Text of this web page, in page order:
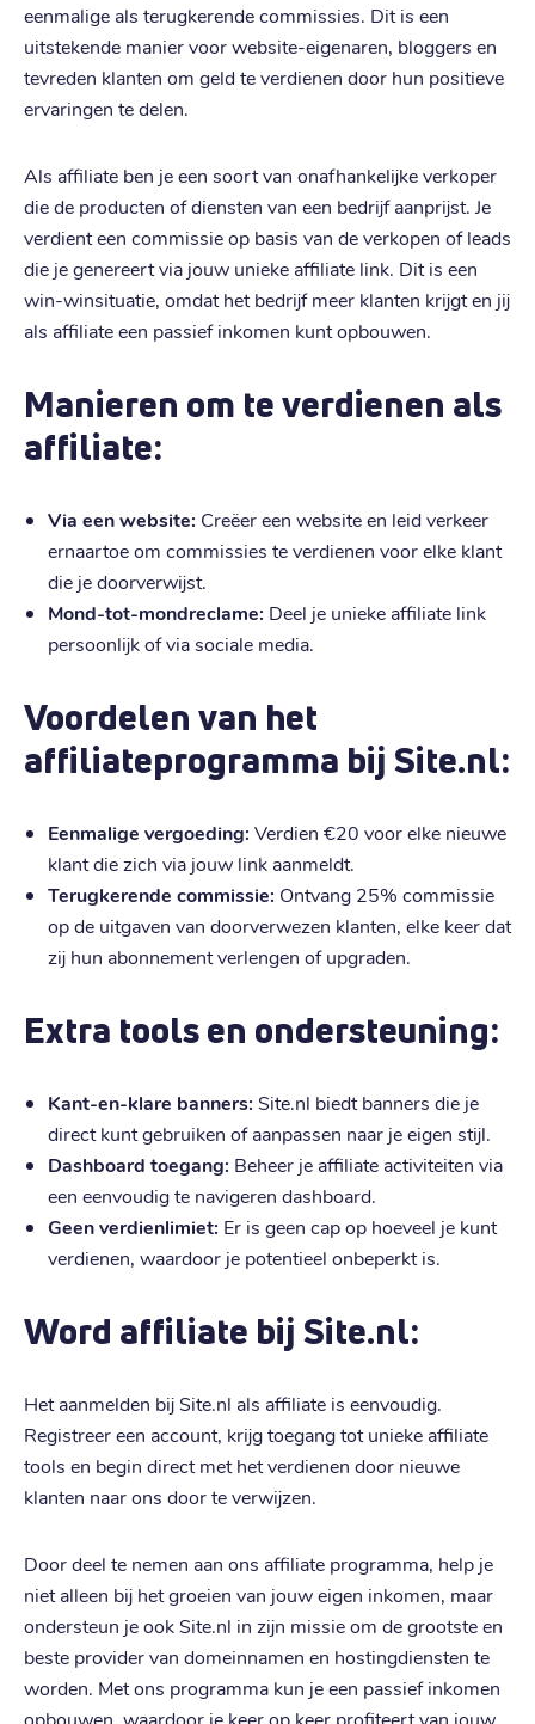
eenmalige als terugkerende commissies. Dit is een
uitstekende manier voor website-eigenaren, bloggers en
tevreden klanten om geld te verdienen door hun positieve
ervaringen te delen.
Als affiliate ben je een soort van onafhankelijke verkoper
die de producten of diensten van een bedrijf aanprijst. Je
verdient een commissie op basis van de verkopen of leads
die je genereert via jouw unieke affiliate link. Dit is een
win-winsituatie, omdat het bedrijf meer klanten krijgt en jij
als affiliate een passief inkomen kunt opbouwen.
Manieren om te verdienen als
affiliate:
Via een website: Creëer een website en leid verkeer
ernaartoe om commissies te verdienen voor elke klant
die je doorverwijst.
Mond-tot-mondreclame: Deel je unieke affiliate link
persoonlijk of via sociale media.
Voordelen van het
affiliateprogramma bij Site.nl:
Eenmalige vergoeding: Verdien €20 voor elke nieuwe
klant die zich via jouw link aanmeldt.
Terugkerende commissie: Ontvang 25% commissie
op de uitgaven van doorverwezen klanten, elke keer dat
zij hun abonnement verlengen of upgraden.
Extra tools en ondersteuning:
Kant-en-klare banners: Site.nl biedt banners die je
direct kunt gebruiken of aanpassen naar je eigen stijl.
Dashboard toegang: Beheer je affiliate activiteiten via
een eenvoudig te navigeren dashboard.
Geen verdienlimiet: Er is geen cap op hoeveel je kunt
verdienen, waardoor je potentieel onbeperkt is.
Word affiliate bij Site.nl:
Het aanmelden bij Site.nl als affiliate is eenvoudig.
Registreer een account, krijg toegang tot unieke affiliate
tools en begin direct met het verdienen door nieuwe
klanten naar ons door te verwijzen.
Door deel te nemen aan ons affiliate programma, help je
niet alleen bij het groeien van jouw eigen inkomen, maar
ondersteun je ook Site.nl in zijn missie om de grootste en
beste provider van domeinnamen en hostingdiensten te
worden. Met ons programma kun je een passief inkomen
opbouwen, waardoor je keer op keer profiteert van jouw